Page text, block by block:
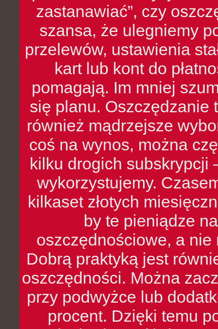
zastanawiać”, czy
szansa, że ulegniemy
przelewów, ustawienia
kart lub kont do
pomagają. Im mniej
się planu. Oszczędzanie
również mądrzejsze
coś na wynos, można
kilku drogich subskrypcji
wykorzystujemy.
kilkaset złotych
by te pieniądze
oszczędnościowe, a nie
Dobrą praktyką jest
oszczędności. Można
przy podwyżce lub
procent. Dzięki temu